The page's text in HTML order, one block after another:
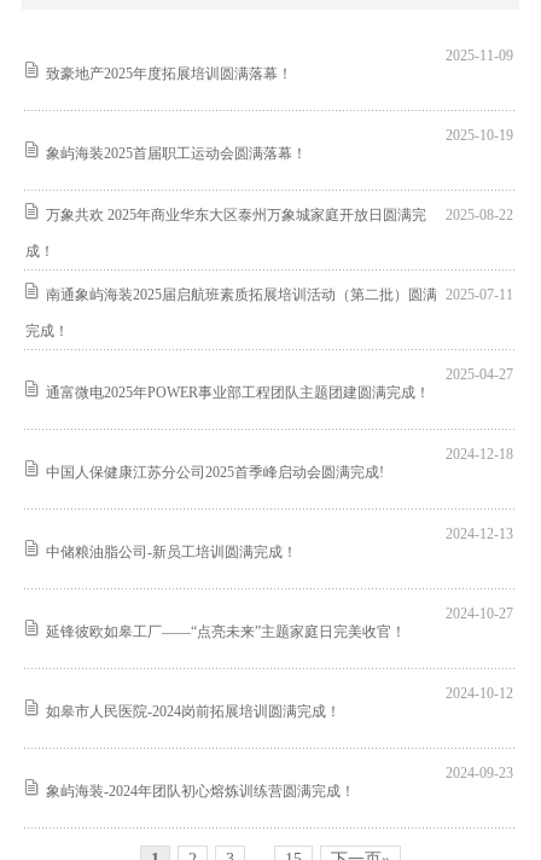
致豪地产2025年度拓展培训圆满落幕！
2025-11-09
象屿海装2025首届职工运动会圆满落幕！
2025-10-19
万象共欢 2025年商业华东大区泰州万象城家庭开放日圆满完
成！
2025-08-22
南通象屿海装2025届启航班素质拓展培训活动（第二批）圆满
完成！
2025-07-11
通富微电2025年POWER事业部工程团队主题团建圆满完成！
2025-04-27
中国人保健康江苏分公司2025首季峰启动会圆满完成!
2024-12-18
中储粮油脂公司-新员工培训圆满完成！
2024-12-13
延锋彼欧如皋工厂——“点亮未来”主题家庭日完美收官！
2024-10-27
如皋市人民医院-2024岗前拓展培训圆满完成！
2024-10-12
象屿海装-2024年团队初心熔炼训练营圆满完成！
2024-09-23